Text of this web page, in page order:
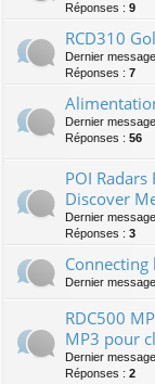
Réponses : 9
RCD310
Dernier
Réponses : 7
Dernier
Réponses : 56
POI
Discover
Dernier
Réponses : 3
Connecting
Dernier
RDC500
MP3 pour
Dernier
Réponses : 2